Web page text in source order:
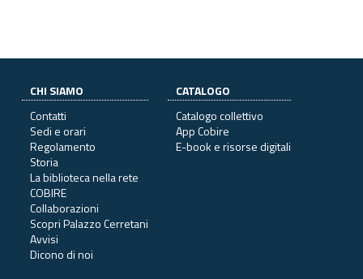
CHI SIAMO
Contatti
Sedi e orari
Regolamento
Storia
La biblioteca nella rete
COBIRE
Collaborazioni
Scopri Palazzo Cerretani
Avvisi
Dicono di noi
CATALOGO
Catalogo collettivo
App Cobire
E-book e risorse digitali